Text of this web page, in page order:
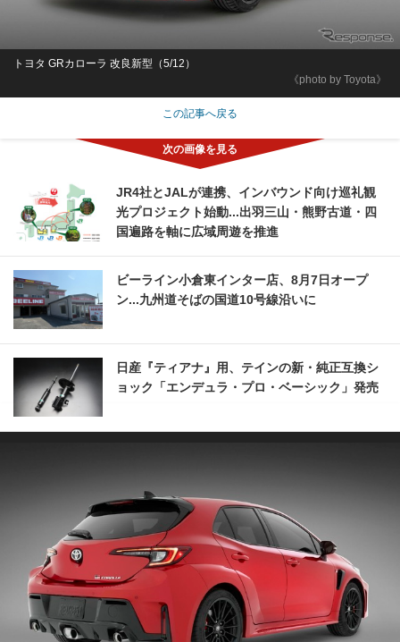
《photo by Toyota》
トヨタ GRカローラ 改良新型（5/12）
この記事へ戻る
JR4社とJALが連携、インバウンド向け巡礼観
光プロジェクト始動...出羽三山・熊野古道・四
国遍路を軸に広域周遊を推進
ビーライン小倉東インター店、8月7日オープ
ン...九州道そばの国道10号線沿いに
日産『ティアナ』用、テインの新・純正互換シ
ョック「エンデュラ・プロ・ベーシック」発売